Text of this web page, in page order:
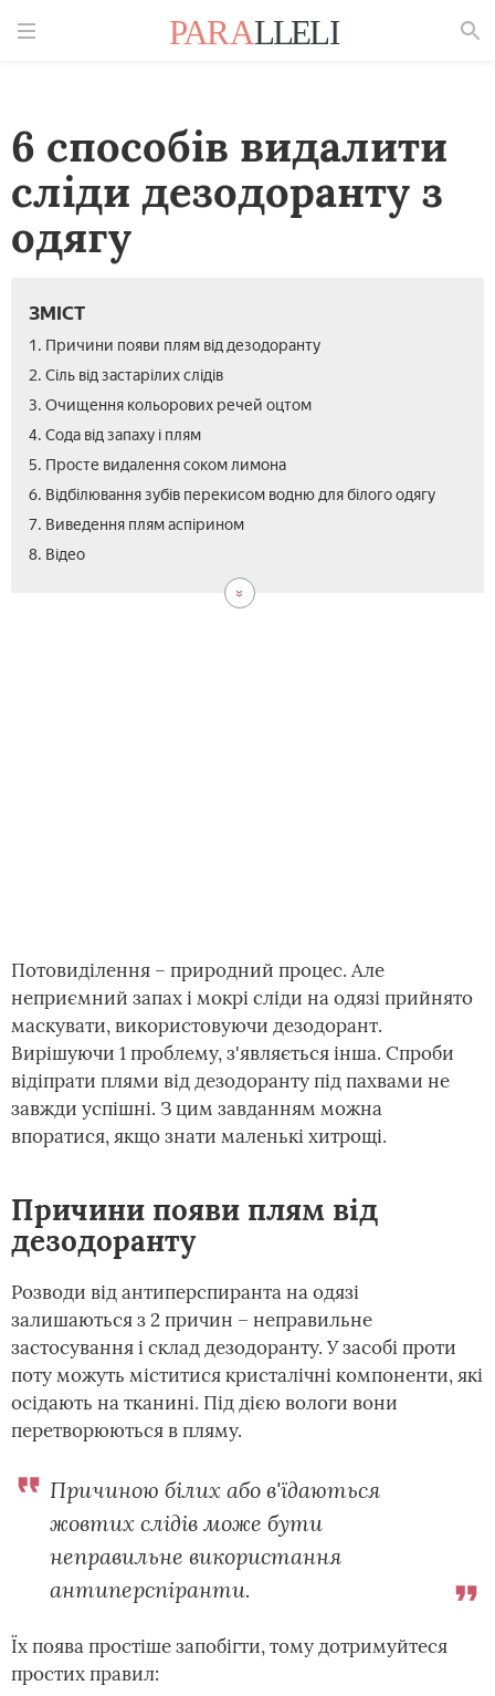
6 способів видалити
сліди дезодоранту з
одягу
ЗМІСТ
1. Причини появи плям від дезодоранту
2. Сіль від застарілих слідів
3. Очищення кольорових речей оцтом
4. Сода від запаху і плям
5. Просте видалення соком лимона
6. Відбілювання зубів перекисом водню для білого одягу
7. Виведення плям аспірином
8. Відео
Потовиділення – природний процес. Але
неприємний запах і мокрі сліди на одязі прийнято
маскувати, використовуючи дезодорант.
Вирішуючи 1 проблему, з'являється інша. Спроби
відіпрати плями від дезодоранту під пахвами не
завжди успішні. З цим завданням можна
впоратися, якщо знати маленькі хитрощі.
Причини появи плям від
дезодоранту
Розводи від антиперспиранта на одязі
залишаються з 2 причин – неправильне
застосування і склад дезодоранту. У засобі проти
поту можуть міститися кристалічні компоненти, які
осідають на тканині. Під дією вологи вони
перетворюються в пляму.
Причиною білих або в'їдаються
жовтих слідів може бути
неправильне використання
антиперспіранти.
Їх поява простіше запобігти, тому дотримуйтеся
простих правил: